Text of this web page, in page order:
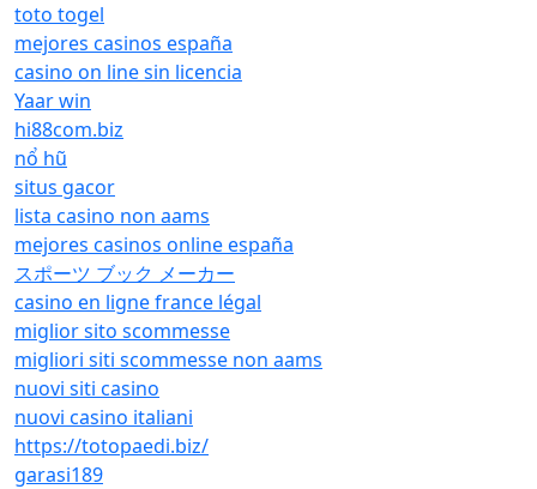
toto togel
mejores casinos españa
casino on line sin licencia
Yaar win
hi88com.biz
nổ hũ
situs gacor
lista casino non aams
mejores casinos online españa
スポーツ ブック メーカー
casino en ligne france légal
miglior sito scommesse
migliori siti scommesse non aams
nuovi siti casino
nuovi casino italiani
https://totopaedi.biz/
garasi189